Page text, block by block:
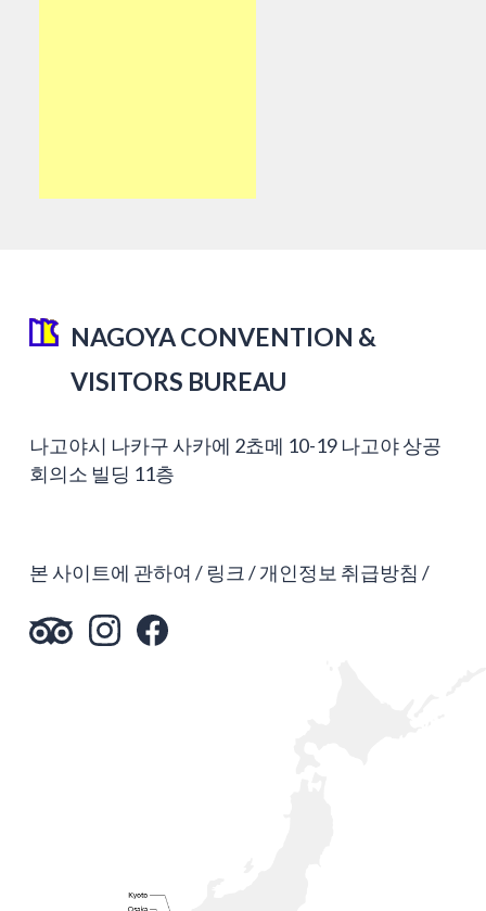
NAGOYA CONVENTION &
VISITORS BUREAU
나고야시 나카구 사카에 2쵸메 10-19 나고야 상공
회의소 빌딩 11층
본 사이트에 관하여 링크 개인정보 취급방침